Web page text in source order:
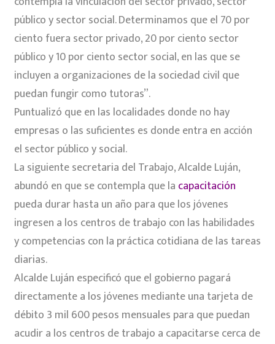
público y sector social. Determinamos que el 70 por
ciento fuera sector privado, 20 por ciento sector
público y 10 por ciento sector social, en las que se
incluyen a organizaciones de la sociedad civil que
puedan fungir como tutoras”.
Puntualizó que en las localidades donde no hay
empresas o las suficientes es donde entra en acción
el sector público y social.
La siguiente secretaria del Trabajo, Alcalde Luján,
abundó en que se contempla que la capacitación
pueda durar hasta un año para que los jóvenes
ingresen a los centros de trabajo con las habilidades
y competencias con la práctica cotidiana de las tareas
diarias.
Alcalde Luján especificó que el gobierno pagará
directamente a los jóvenes mediante una tarjeta de
débito 3 mil 600 pesos mensuales para que puedan
acudir a los centros de trabajo a capacitarse cerca de